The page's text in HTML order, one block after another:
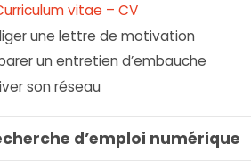
vitae – CV
une lettre de motivation
un entretien d’embauche
son réseau
d’emploi numérique